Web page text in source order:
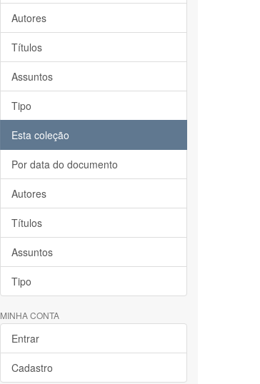
Autores
Títulos
Assuntos
Tipo
Esta coleção
Por data do documento
Autores
Títulos
Assuntos
Tipo
MINHA CONTA
Entrar
Cadastro